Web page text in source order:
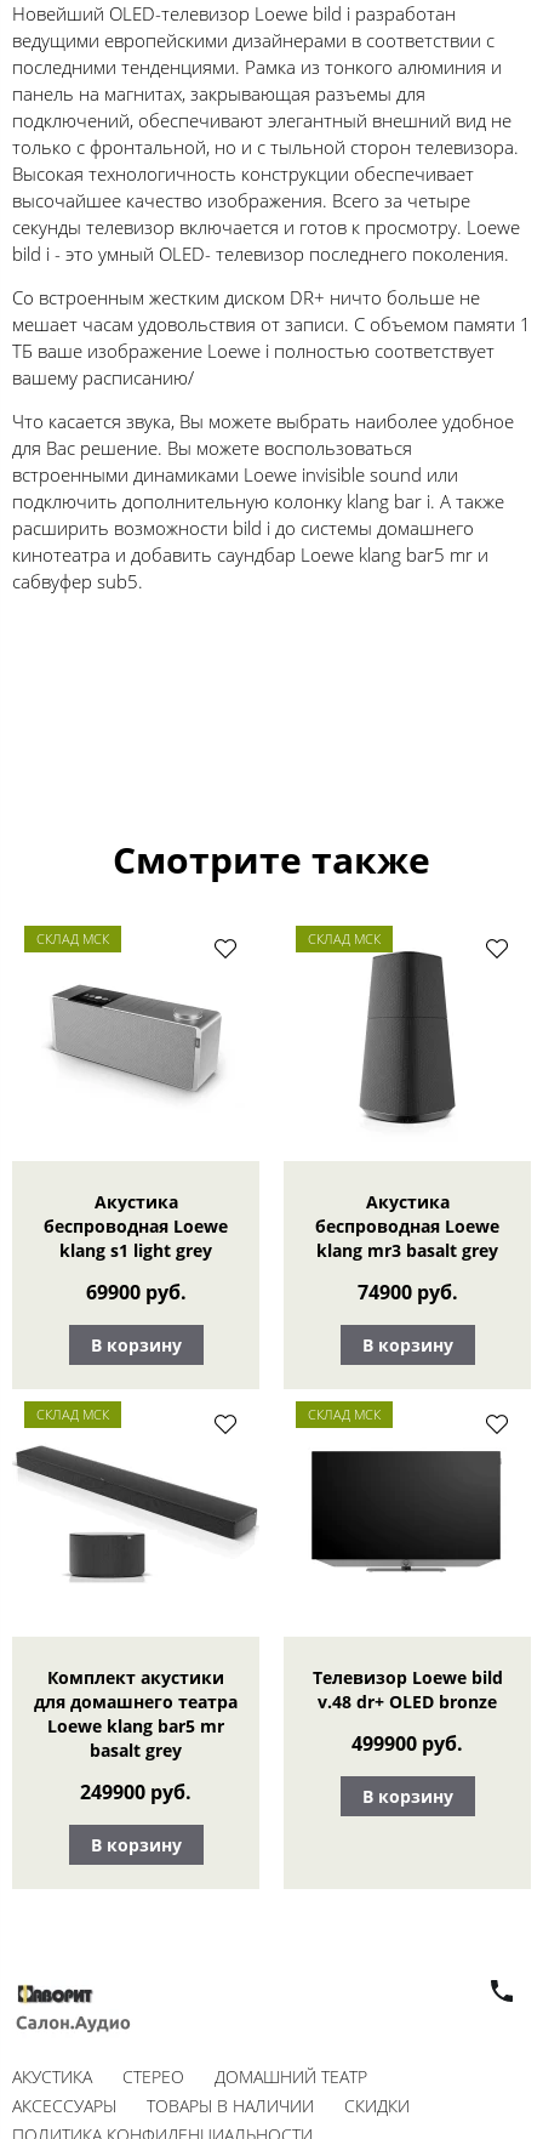
Новейший OLED-телевизор Loewe bild i разработан
ведущими европейскими дизайнерами в соответствии с
последними тенденциями. Рамка из тонкого алюминия и
панель на магнитах, закрывающая разъемы для
подключений, обеспечивают элегантный внешний вид не
только с фронтальной, но и с тыльной сторон телевизора.
Высокая технологичность конструкции обеспечивает
высочайшее качество изображения. Всего за четыре
секунды телевизор включается и готов к просмотру. Loewe
bild i - это умный OLED- телевизор последнего поколения.
Со встроенным жестким диском DR+ ничто больше не
мешает часам удовольствия от записи. С объемом памяти 1
ТБ ваше изображение Loewe i полностью соответствует
вашему расписанию/
Что касается звука, Вы можете выбрать наиболее удобное
для Вас решение. Вы можете воспользоваться
встроенными динамиками Loewe invisible sound или
подключить дополнительную колонку klang bar i. А также
расширить возможности bild i до системы домашнего
кинотеатра и добавить саундбар Loewe klang bar5 mr и
сабвуфер sub5.
Смотрите также
СКЛАД МСК
Акустика
беспроводная Loewe
klang s1 light grey
69900 руб.
В корзину
СКЛАД МСК
Акустика
беспроводная Loewe
klang mr3 basalt grey
74900 руб.
В корзину
СКЛАД МСК
Комплект акустики
для домашнего театра
Loewe klang bar5 mr
basalt grey
249900 руб.
В корзину
СКЛАД МСК
Телевизор Loewe bild
v.48 dr+ OLED bronze
499900 руб.
В корзину
АКУСТИКА СТЕРЕО
ДОМАШНИЙ ТЕАТР
АКСЕССУАРЫ
ТОВАРЫ В НАЛИЧИИ
СКИДКИ